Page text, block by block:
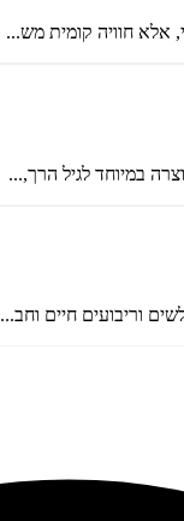
אלא חוויה קומית מש...
וריבועים חיים וחב...